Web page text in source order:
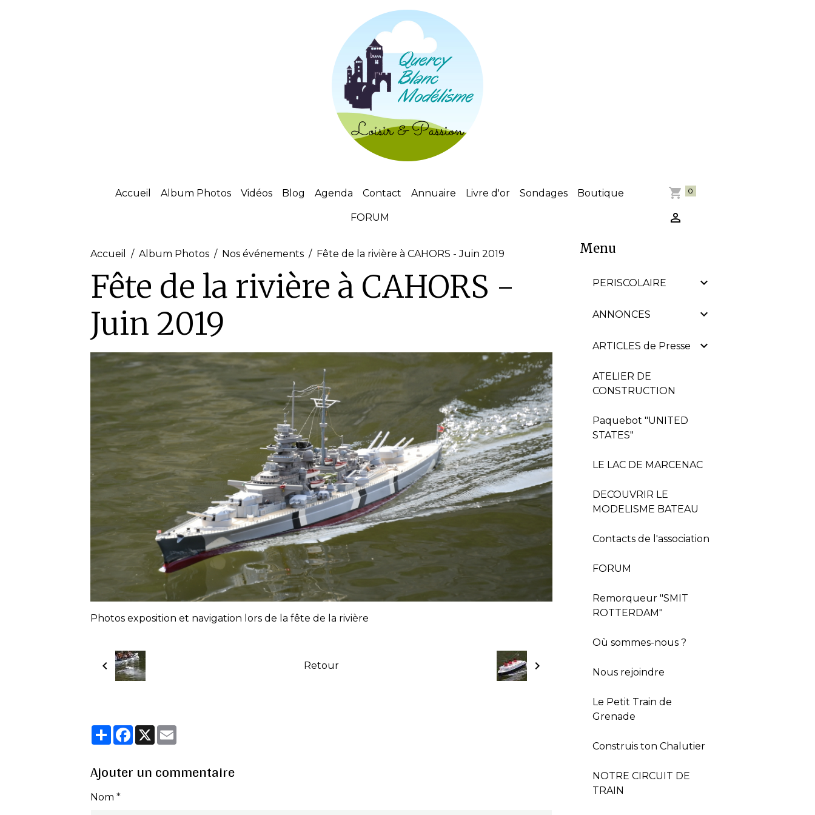
Accueil Album Photos Vidéos Blog Agenda Contact Annuaire Livre d'or Sondages Boutique
FORUM
0
Accueil Album Photos Nos événements Fête de la rivière à CAHORS - Juin 2019
Fête de la rivière à CAHORS -
Juin 2019
Photos exposition et navigation lors de la fête de la rivière
Retour
PartagerFacebook
X
Ajouter un commentaire
Nom
Menu
PERISCOLAIRE
ANNONCES
ARTICLES de Presse
ATELIER DE
CONSTRUCTION
Paquebot "UNITED
STATES"
LE LAC DE MARCENAC
DECOUVRIR LE
MODELISME BATEAU
Contacts de l'association
FORUM
Remorqueur "SMIT
ROTTERDAM"
Où sommes-nous ?
Nous rejoindre
Le Petit Train de
Grenade
Construis ton Chalutier
NOTRE CIRCUIT DE
TRAIN